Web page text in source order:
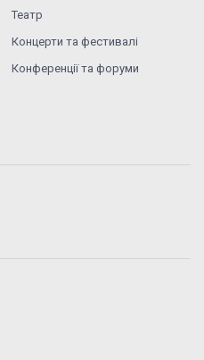
Театр
Концерти та фестивалі
Конференції та форуми